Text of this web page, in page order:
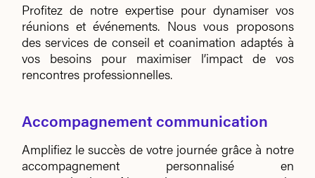
Profitez de notre expertise pour dynamiser vos
réunions et événements. Nous vous proposons
des services de conseil et coanimation adaptés à
vosbesoins pour maximiser l’impact de vos
rencontres professionnelles.
Accompagnement communication
Amplifiez le succès de votre journée grâce à notre
accompagnement personnalisé en